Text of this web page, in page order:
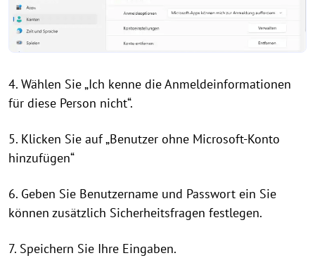
4. Wählen Sie „Ich kenne die Anmeldeinformationen
für diese Person nicht“.
5. Klicken Sie auf „Benutzer ohne Microsoft-Konto
hinzufügen“
6. Geben Sie Benutzername und Passwort ein Sie
können zusätzlich Sicherheitsfragen festlegen.
7. Speichern Sie Ihre Eingaben.